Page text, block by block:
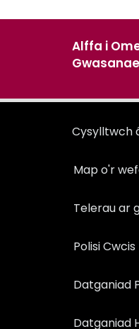
Alffa i
Cysylltwch
Map o'r
Telerau ar
Polisi Cwcis
Datganiad
Datganiad